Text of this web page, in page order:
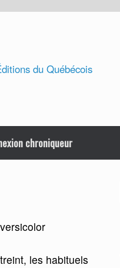
chroniqueur
les habituels